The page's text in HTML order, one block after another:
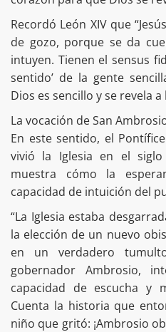
Recordó León XIV que
de gozo, porque se da
intuyen. Tienen el sensus
sentido’ de la gente
Dios es sencillo y se revela a
La vocación de San
En este sentido, el
vivió la Iglesia en el
muestra cómo la
capacidad de intuición del
“La Iglesia estaba
la elección de un nuevo
en un verdadero
gobernador Ambrosio,
capacidad de escucha y
Cuenta la historia que
niño que gritó: ¡Ambrosio